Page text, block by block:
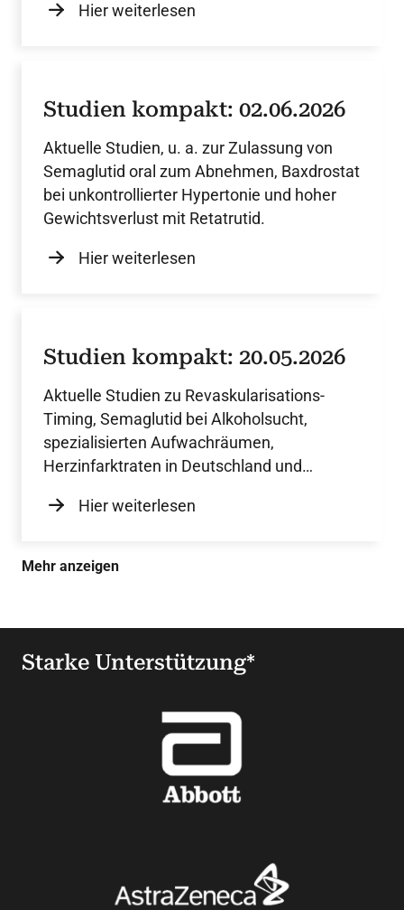
Hier weiterlesen
Studien kompakt: 02.06.2026
Aktuelle Studien, u. a. zur Zulassung von
Semaglutid oral zum Abnehmen, Baxdrostat
bei unkontrollierter Hypertonie und hoher
Gewichtsverlust mit Retatrutid.
Hier weiterlesen
Studien kompakt: 20.05.2026
Aktuelle Studien zu Revaskularisations-
Timing, Semaglutid bei Alkoholsucht,
spezialisierten Aufwachräumen,
Herzinfarktraten in Deutschland und
Hier weiterlesen
Mehr anzeigen
Starke Unterstützung*